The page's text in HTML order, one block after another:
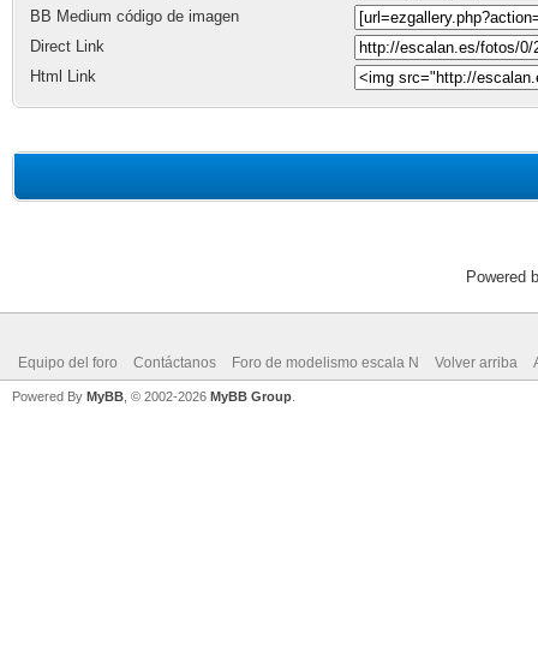
BB Medium código de imagen
Direct Link
Html Link
Powered
Equipo del foro Contáctanos Foro de modelismo escala N Volver arriba
Powered By MyBB , © 2002-2026 MyBB Group